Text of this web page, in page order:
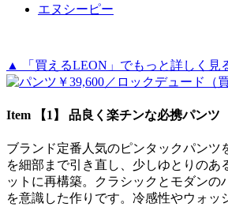
エヌシーピー
▲ 「買えるLEON」でもっと詳しく見
Item 【1】 品良く楽チンな必携パンツ
ブランド定番人気のピンタックパンツ
を細部まで引き直し、少しゆとりのあ
ットに再構築。クラシックとモダンの
を意識した作りです。冷感性やウォッ